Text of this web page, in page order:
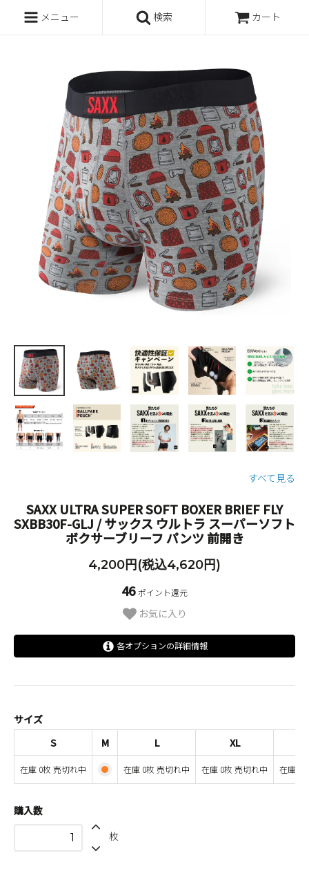
メニュー 検索 カート
すべて見る
SAXX ULTRA SUPER SOFT BOXER BRIEF FLY
SXBB30F-GLJ / サックス ウルトラ スーパーソフト
ボクサーブリーフ パンツ 前開き
4,200円(税込4,620円)
46ポイント還元
お気に入り
各オプションの詳細情報
SOLD OUT
XL
サイズ
S
M L XL
在庫 0枚 売切れ中 在庫 0枚 売切れ中 在庫 0枚 売切れ中 在庫 0
購入数
枚